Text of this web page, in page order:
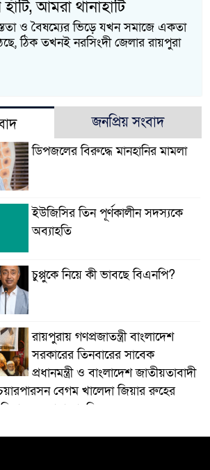
আমরা থানাহাটি
ও বৈষম্যের ভিড়ে যখন সমাজে একতা
ঠিক তখনই নরসিংদী জেলার রায়পুরা
জনপ্রিয় সংবাদ
ডিপজলের বিরুদ্ধে মানহানির মামলা
ইউজিসির তিন পূর্ণকালীন সদস্যকে
অব্যাহতি
চুপ্পুকে নিয়ে কী ভাবছে বিএনপি?
রায়পুরায় গণপ্রজাতন্ত্রী বাংলাদেশ
সরকারের তিনবারের সাবেক
প্রধানমন্ত্রী ও বাংলাদেশ জাতীয়তাবাদী
বেগম খালেদা জিয়ার রুহের
ও দোয়া মাহফিল